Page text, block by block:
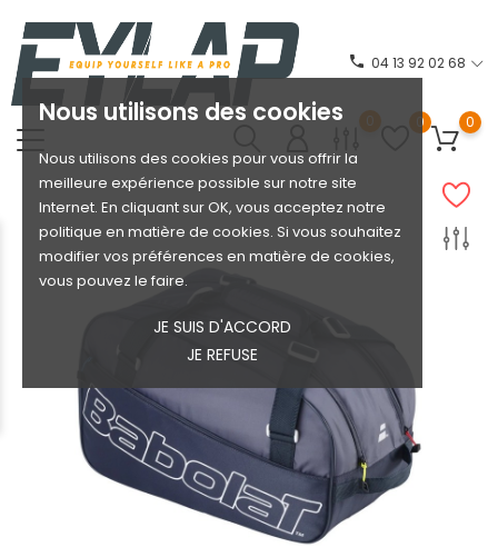
Nous utilisons des cookies
Nous utilisons des cookies pour vous offrir la
meilleure expérience possible sur notre site
Internet. En cliquant sur OK, vous acceptez notre
politique en matière de cookies. Si vous souhaitez
modifier vos préférences en matière de cookies,
vous pouvez le faire.
JE SUIS D'ACCORD
JE REFUSE
phone 04 13 92 02 68
0 0 0